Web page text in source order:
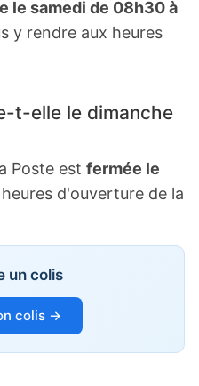
le samedi de 08h30 à
y rendre aux heures
t-elle le dimanche
Poste est fermée le
d'ouverture de la
un colis
colis →